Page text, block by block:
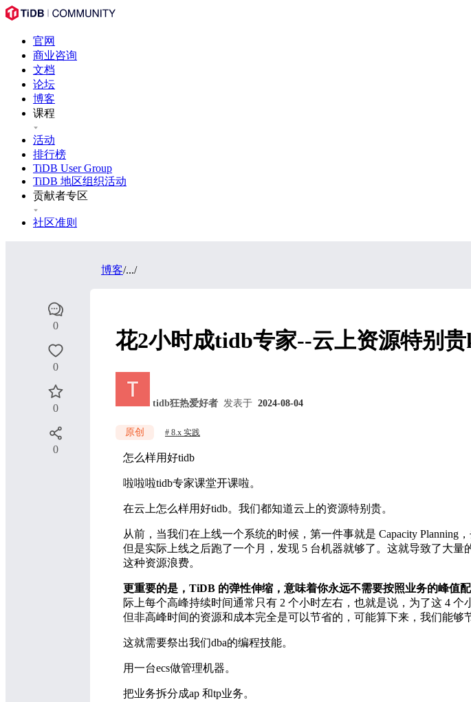
官网
商业咨询
文档
论坛
博客
课程
活动
排行榜
TiDB User Group
TiDB 地区组织活动
贡献者专区
社区准则
0
0
0
0
博客/.../
花2小时成tidb专家--云上资源特别
tidb狂热爱好者 发表于 2024-08-04
原创 8.x 实践
怎么样用好tidb
啦啦啦tidb专家课堂开课啦。
在云上怎么样用好tidb。我们都知道云上的资源特别贵。
从前，当我们在上线一个系统的时候，第一件事就是 Capacity Planning
但是实际上线之后跑了一个月，发现 5 台机器就够了。这就导致了大
这种资源浪费。
更重要的是，TiDB 的弹性伸缩，意味着你永远不需要按照业务的峰值
际上每个高峰持续时间通常只有 2 个小时左右，也就是说，为了这 4
但非高峰时间的资源和成本完全是可以节省的，可能算下来，我们能够
这就需要祭出我们dba的编程技能。
用一台ecs做管理机器。
把业务拆分成ap 和tp业务。